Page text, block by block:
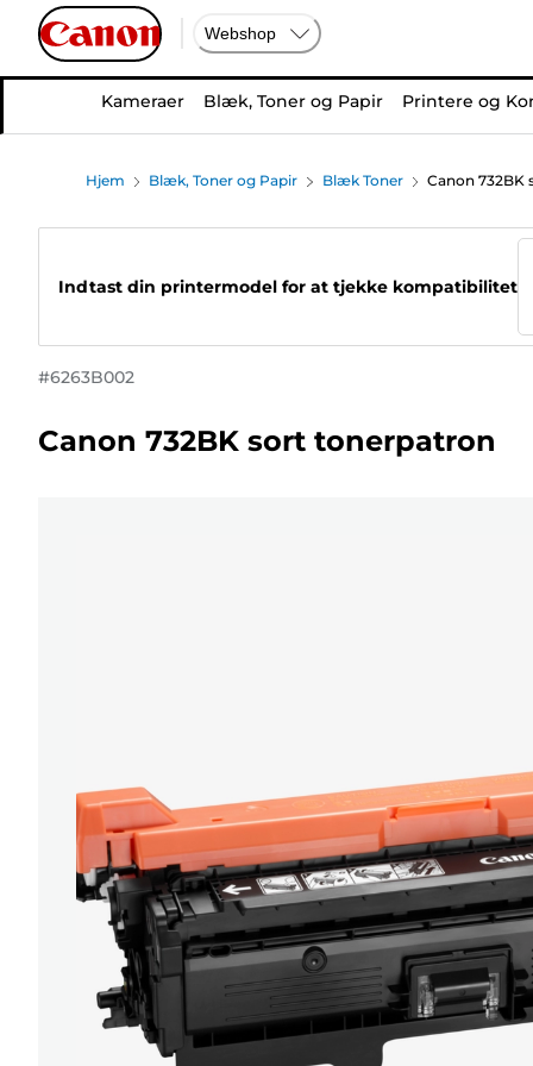
Webshop
Kameraer Blæk, Toner og Papir Printere og
Hjem Blæk, Toner og Papir Blæk Toner Canon
Indtast din printermodel for at tjekke kompatibilitet
#6263B002
Canon 732BK sort tonerpatron